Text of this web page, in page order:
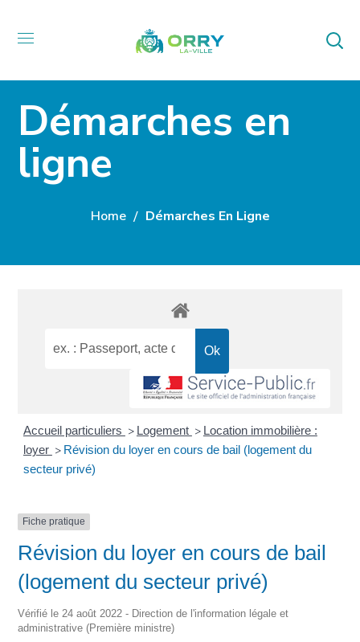
Démarches en
ligne
Home Démarches En Ligne
Accueil particuliers > Logement > Location immobilière :
loyer > Révision du loyer en cours de bail (logement du
secteur privé)
Fiche pratique
Révision du loyer en cours de bail
(logement du secteur privé)
Vérifié le 24 août 2022 - Direction de l'information légale et
administrative (Première ministre)